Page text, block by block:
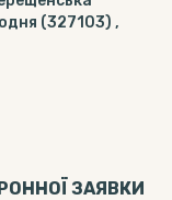
(327103) ,
ЗАЯВКИ